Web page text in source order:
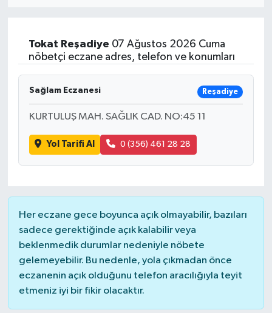
Tokat Reşadiye 07 Ağustos 2026 Cuma
nöbetçi eczane adres, telefon ve konumları
Sağlam Eczanesi Reşadiye
KURTULUŞ MAH. SAĞLIK CAD. NO:45 11
Yol Tarifi Al 0 (356) 461 28 28
Her eczane gece boyunca açık olmayabilir, bazıları
sadece gerektiğinde açık kalabilir veya
beklenmedik durumlar nedeniyle nöbete
gelemeyebilir. Bu nedenle, yola çıkmadan önce
eczanenin açık olduğunu telefon aracılığıyla teyit
etmeniz iyi bir fikir olacaktır.
Sağlık
Magazin
Gündem
Bilim